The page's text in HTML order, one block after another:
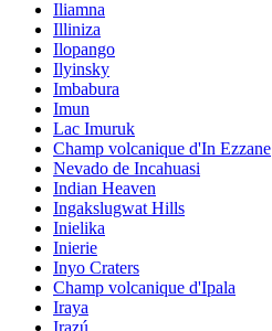
Iliamna
Illiniza
Ilopango
Ilyinsky
Imbabura
Imun
Lac Imuruk
Champ volcanique d'In Ezzane
Nevado de Incahuasi
Indian Heaven
Ingakslugwat Hills
Inielika
Inierie
Inyo Craters
Champ volcanique d'Ipala
Iraya
Irazú